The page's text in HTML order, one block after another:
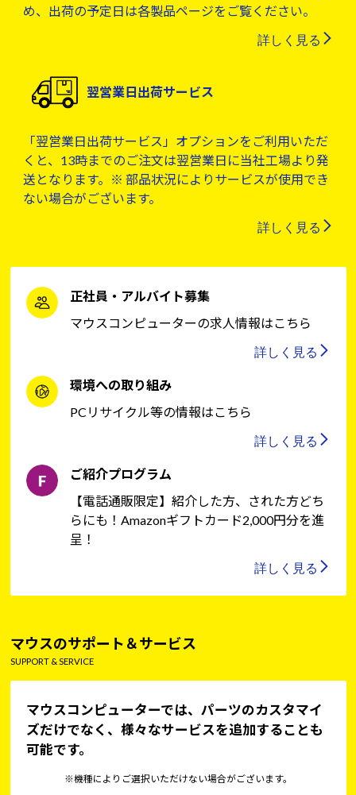
め、出荷の予定日は各製品ページをご覧ください。
詳しく見る
翌営業日出荷サービス
「翌営業日出荷サービス」オプションをご利用いただ
くと、13時までのご注文は翌営業日に当社工場より発
送となります。※ 部品状況によりサービスが使用でき
ない場合がございます。
詳しく見る
正社員・アルバイト募集
マウスコンピューターの求人情報はこちら
詳しく見る
環境への取り組み
PCリサイクル等の情報はこちら
詳しく見る
ご紹介プログラム
【電話通販限定】紹介した方、された方どち
らにも！Amazonギフトカード2,000円分を進
呈！
詳しく見る
マウスのサポート＆サービス
SUPPORT & SERVICE
マウスコンピューターでは、パーツのカスタマイ
ズだけでなく、様々なサービスを追加することも
可能です。
※機種によりご選択いただけない場合がございます。